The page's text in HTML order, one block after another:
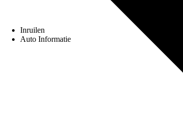
Inruilen
Auto Informatie